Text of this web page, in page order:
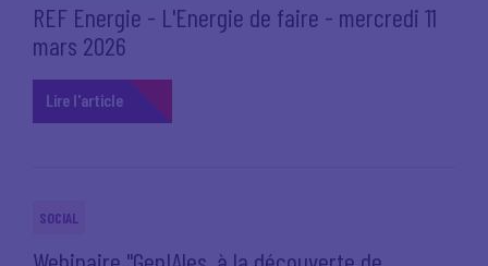
REF Energie - L'Energie de faire - mercredi 11
mars 2026
Lire l'article
SOCIAL